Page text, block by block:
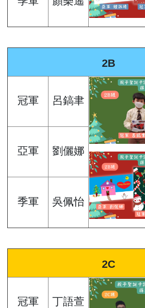
2B
冠軍 呂鎬聿
亞軍 劉儷娜
季軍 吳佩怡
2C
冠軍 丁語萱